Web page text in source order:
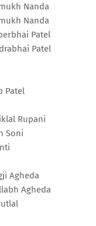
Nanda
Nanda
Patel
Patel
Patel
Rupani
Soni
Agheda
Agheda